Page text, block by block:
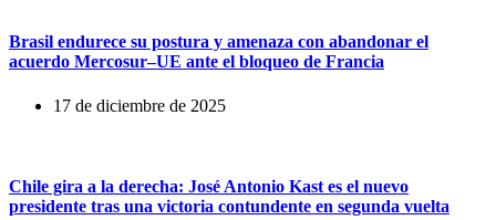
Brasil endurece su postura y amenaza con abandonar el
acuerdo Mercosur–UE ante el bloqueo de Francia
17 de diciembre de 2025
Chile gira a la derecha: José Antonio Kast es el nuevo
presidente tras una victoria contundente en segunda vuelta